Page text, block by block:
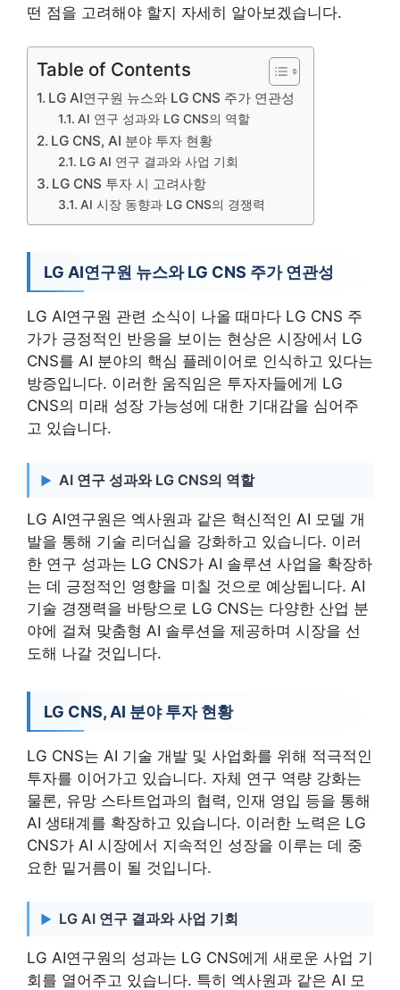
떤 점을 고려해야 할지 자세히 알아보겠습니다.
Table of Contents
LG AI연구원 뉴스와 LG CNS 주가 연관성
AI 연구 성과와 LG CNS의 역할
LG CNS, AI 분야 투자 현황
LG AI 연구 결과와 사업 기회
LG CNS 투자 시 고려사항
AI 시장 동향과 LG CNS의 경쟁력
LG AI연구원 뉴스와 LG CNS 주가 연관성
LG AI연구원 관련 소식이 나올 때마다 LG CNS 주
가가 긍정적인 반응을 보이는 현상은 시장에서 LG
CNS를 AI 분야의 핵심 플레이어로 인식하고 있다는
방증입니다. 이러한 움직임은 투자자들에게 LG
CNS의 미래 성장 가능성에 대한 기대감을 심어주
고 있습니다.
AI 연구 성과와 LG CNS의 역할
LG AI연구원은 엑사원과 같은 혁신적인 AI 모델 개
발을 통해 기술 리더십을 강화하고 있습니다. 이러
한 연구 성과는 LG CNS가 AI 솔루션 사업을 확장하
는 데 긍정적인 영향을 미칠 것으로 예상됩니다. AI
기술 경쟁력을 바탕으로 LG CNS는 다양한 산업 분
야에 걸쳐 맞춤형 AI 솔루션을 제공하며 시장을 선
도해 나갈 것입니다.
LG CNS, AI 분야 투자 현황
LG CNS는 AI 기술 개발 및 사업화를 위해 적극적인
투자를 이어가고 있습니다. 자체 연구 역량 강화는
물론, 유망 스타트업과의 협력, 인재 영입 등을 통해
AI 생태계를 확장하고 있습니다. 이러한 노력은 LG
CNS가 AI 시장에서 지속적인 성장을 이루는 데 중
요한 밑거름이 될 것입니다.
LG AI 연구 결과와 사업 기회
LG AI연구원의 성과는 LG CNS에게 새로운 사업 기
회를 열어주고 있습니다. 특히 엑사원과 같은 AI 모